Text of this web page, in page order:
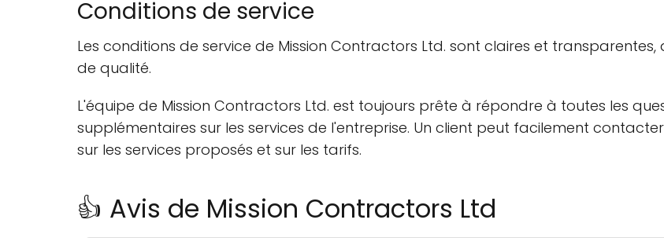
Conditions de service
Les conditions de service de Mission Contractors Ltd. sont claires et
de qualité.
L'équipe de Mission Contractors Ltd. est toujours prête à répondre à toutes les
supplémentaires sur les services de l'entreprise. Un client peut facilement
sur les services proposés et sur les tarifs.
👍 Avis de Mission Contractors Ltd